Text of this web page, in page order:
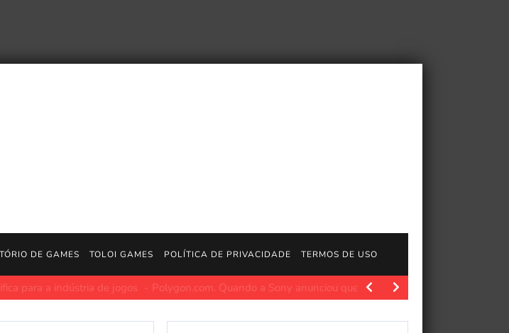
DE GAMES TOLOI GAMES POLÍTICA DE PRIVACIDADE TERMOS DE USO
| Jogos PS5 https://store.playstation.com/en-us/concept/10018975 O jogo do influenciador e